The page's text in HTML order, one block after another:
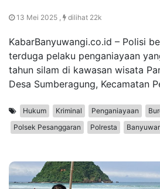
13 Mei 2025 , dilihat 22k
KabarBanyuwangi.co.id – Polisi
terduga pelaku penganiayaan
tahun silam di kawasan wisata
Desa Sumberagung, Kecamatan
Hukum Kriminal Penganiayaan
Polsek Pesanggaran
Polresta